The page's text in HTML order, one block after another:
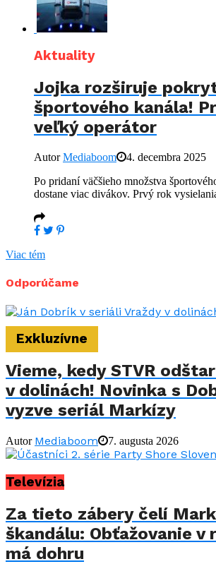
Aktuality
Jojka rozširuje
športového kanála!
veľký operátor
AutorMediaboom
4. decembra 2025
Po pridaní väčšieho množstva
dostane viac divákov. Prvý rok
Viac tém
Odporúčame
Exkluzívne
Vieme, kedy STVR
v dolinách! Novinka s
vyzve seriál Markízy
Autor Mediaboom 7. augusta 2026
Televízia
Za tieto zábery čelí
škandálu: Obťažovanie v
má dohru